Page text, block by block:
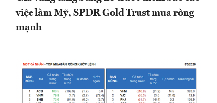
việc làm Mỹ, SPDR Gold Trust mua ròng
mạnh